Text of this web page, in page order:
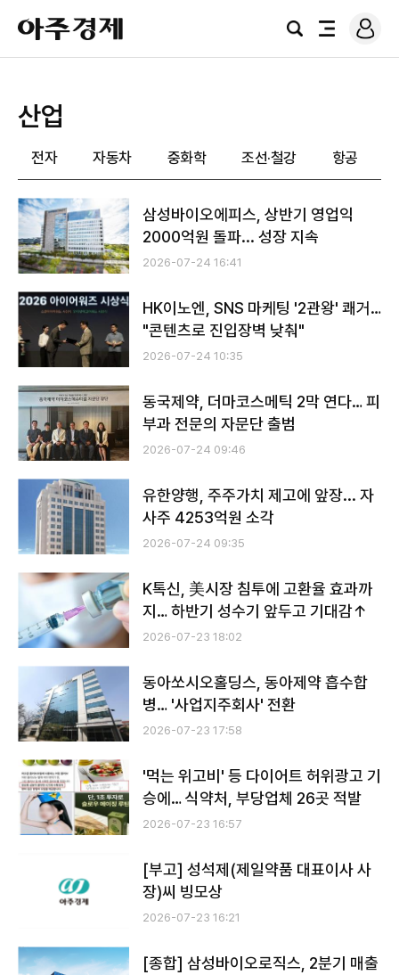
아
주
경
검
전
로
그
산업
전자 자동차 중화학 조선·철강 항공
삼성바이오에피스, 상반기 영업익
2000억원 돌파... 성장 지속
2026-07-24 16:41
HK이노엔, SNS 마케팅 '2관왕' 쾌거…
"콘텐츠로 진입장벽 낮춰"
2026-07-24 10:35
동국제약, 더마코스메틱 2막 연다… 피
부과 전문의 자문단 출범
2026-07-24 09:46
유한양행, 주주가치 제고에 앞장... 자
사주 4253억원 소각
2026-07-24 09:35
K톡신, 美시장 침투에 고환율 효과까
지… 하반기 성수기 앞두고 기대감↑
2026-07-23 18:02
동아쏘시오홀딩스, 동아제약 흡수합
병… '사업지주회사' 전환
2026-07-23 17:58
'먹는 위고비' 등 다이어트 허위광고 기
승에… 식약처, 부당업체 26곳 적발
2026-07-23 16:57
[부고] 성석제(제일약품 대표이사 사
장)씨 빙모상
2026-07-23 16:21
[종합] 삼성바이오로직스, 2분기 매출